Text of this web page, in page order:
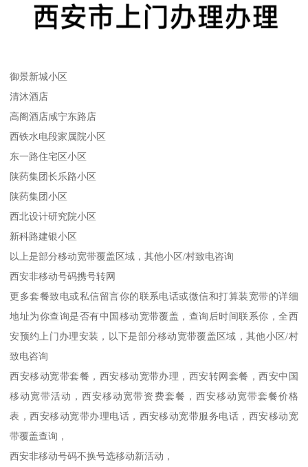
御景新城小区
清沐酒店
高阁酒店咸宁东路店
西铁水电段家属院小区
东一路住宅区小区
陕药集团长乐路小区
陕药集团小区
西北设计研究院小区
新科路建银小区
以上是部分移动宽带覆盖区域，其他小区/村致电咨询
西安非移动号码携号转网
更多套餐致电或私信留言你的联系电话或微信和打算装宽带的详细
地址为你查询是否有中国移动宽带覆盖，查询后时间联系你，全西
安预约上门办理安装，以下是部分移动宽带覆盖区域，其他小区/村
致电咨询
西安移动宽带套餐，西安移动宽带办理，西安转网套餐，西安中国
移动宽带活动，西安移动宽带资费套餐，西安移动宽带套餐价格
表，西安移动宽带办理电话，西安移动宽带服务电话，西安移动宽
带覆盖查询，
西安非移动号码不换号选移动新活动，